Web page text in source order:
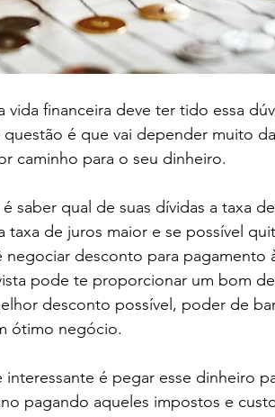
financeira deve ter tido essa
é que vai depender muito
caminho para o seu dinheiro.
saber qual de suas dívidas a taxa
de juros maior e se possível
negociar desconto para pagamento
pode te proporcionar um bom
desconto possível, poder de
ótimo negócio.
interessante é pegar esse dinheiro
pagando aqueles impostos e